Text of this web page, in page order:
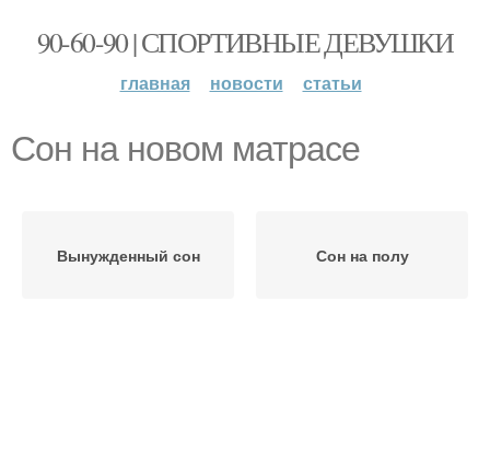
90-60-90 | СПОРТИВНЫЕ ДЕВУШКИ
главная новости статьи
Сон на новом матрасе
Вынужденный сон Сон на полу